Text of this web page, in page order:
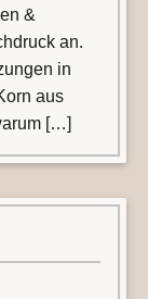
&
an.
in
aus
[…]